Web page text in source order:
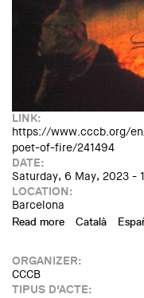
LINK:
https://www.cccb.org/
poet-of-fire/241494
DATE:
Saturday, 6 May, 2023 -
LOCATION:
Barcelona
Read more about
Català
ORGANIZER:
CCCB
TIPUS D'ACTE: